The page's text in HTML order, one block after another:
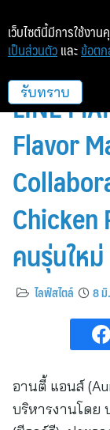
อานตี้ แอ
LINE
Flavor
Chicken
คนรุ่นใหม่
ไลฟ์สไตล์ 8
อานตี้ แอนส์
บริหารงานโดย
เว็บไซต์นี้มีการใช้งา
เป็นส่วนตัว และ ข้อตก
รับทราบ